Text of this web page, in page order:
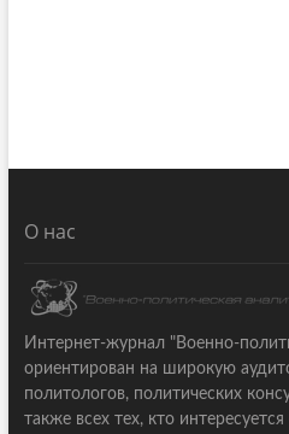
О нас
Интернет-журнал "Военно-
ориентирован на широкую
политологов, политических
также всех тех, кто